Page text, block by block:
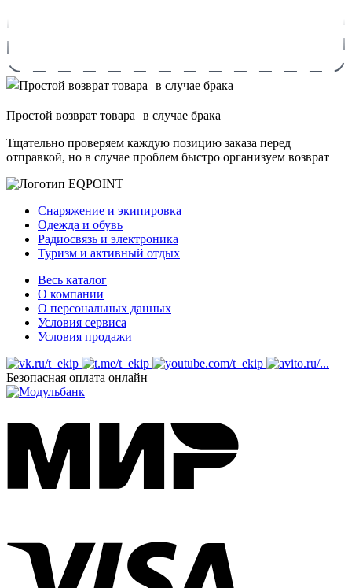
Простой возврат товара в случае брака
Тщательно проверяем каждую позицию заказа перед
отправкой, но в случае проблем быстро организуем возврат
Снаряжение и экипировка
Одежда и обувь
Радиосвязь и электроника
Туризм и активный отдых
Весь каталог
О компании
О персональных данных
Условия сервиса
Условия продажи
Безопасная оплата онлайн